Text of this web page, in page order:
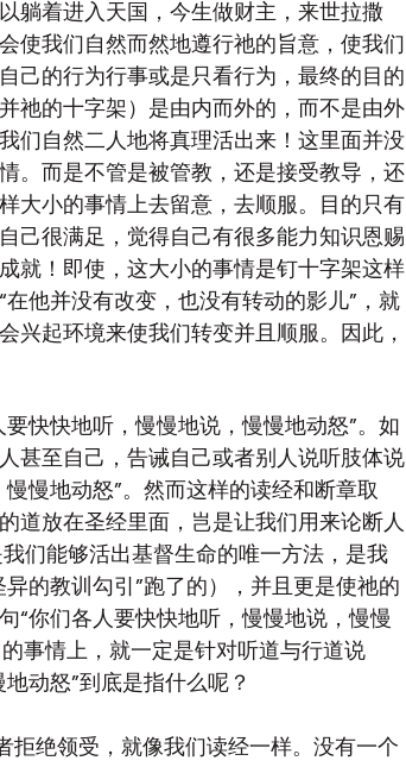
躺着进入天国，今生做财主，来世拉撒
使我们自然而然地遵行祂的旨意，使我们
己的行为行事或是只看行为，最终的目的
祂的十字架）是由内而外的，而不是由外
们自然二人地将真理活出来！这里面并没
。而是不管是被管教，还是接受教导，还
大小的事情上去留意，去顺服。目的只有
己很满足，觉得自己有很多能力知识恩赐
就！即使，这大小的事情是钉十字架这样
他并没有改变，也没有转动的影儿”，就
兴起环境来使我们转变并且顺服。因此，
快快地听，慢慢地说，慢慢地动怒”。如
甚至自己，告诫自己或者别人说听肢体说
慢地动怒”。然而这样的读经和断章取
道放在圣经里面，岂是让我们用来论断人
们能够活出基督生命的唯一方法，是我
的教训勾引”跑了的），并且更是使祂的
“你们各人要快快地听，慢慢地说，慢慢
事情上，就一定是针对听道与行道说
动怒”到底是指什么呢？
拒绝领受，就像我们读经一样。没有一个